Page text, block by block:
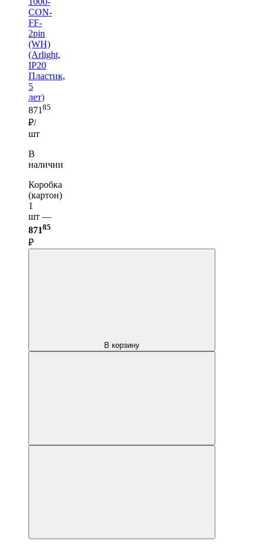
CON-
FF-
2pin
(WH)
(Arlight,
IP20
Пластик,
5
лет)
871 85
₽/
шт
В
наличии
Коробка
(картон)
1
шт —
87185
₽
В корзину